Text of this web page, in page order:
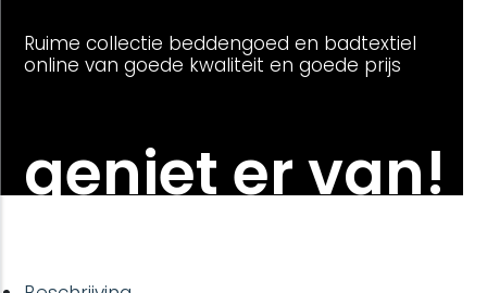
Ruime collectie beddengoed en badtextiel
online van goede kwaliteit en goede prijs
geniet er van!